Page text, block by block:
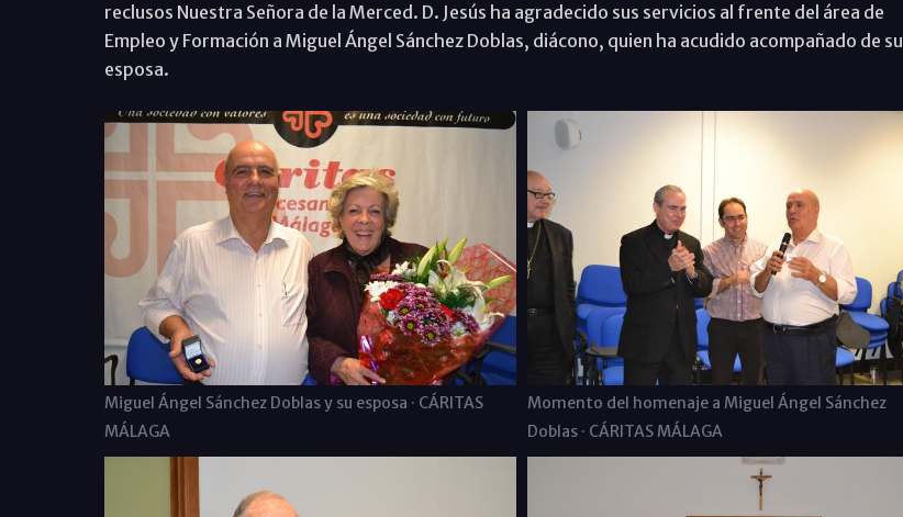
reclusos Nuestra Señora de la Merced. D. Jesús ha agradecido sus servicios al frente del área de
Empleo y Formación a Miguel Ángel Sánchez Doblas, diácono, quien ha acudido acompañado de su
esposa.
Miguel Ángel Sánchez Doblas y su esposa · CÁRITAS
MÁLAGA
Momento del homenaje a Miguel Ángel Sánchez
Doblas · CÁRITAS MÁLAGA